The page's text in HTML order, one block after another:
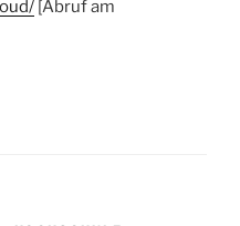
[Abruf am